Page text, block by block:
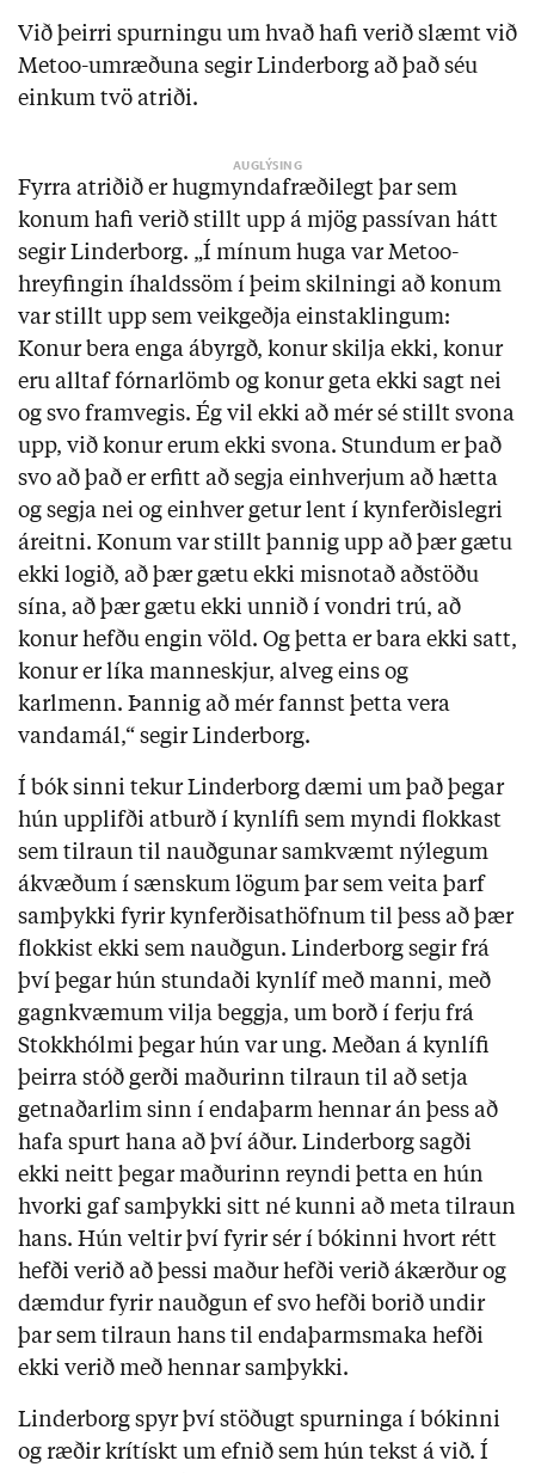
Við þeirri spurningu um hvað hafi verið slæmt við
Metoo-umræðuna segir Linderborg að það séu
einkum tvö atriði.
Fyrra atriðið er hugmyndafræðilegt þar sem
konum hafi verið stillt upp á mjög passívan hátt
segir Linderborg. „Í mínum huga var Metoo-
hreyfingin íhaldssöm í þeim skilningi að konum
var stillt upp sem veikgeðja einstaklingum:
Konur bera enga ábyrgð, konur skilja ekki, konur
eru alltaf fórnarlömb og konur geta ekki sagt nei
og svo framvegis. Ég vil ekki að mér sé stillt svona
upp, við konur erum ekki svona. Stundum er það
svo að það er erfitt að segja einhverjum að hætta
og segja nei og einhver getur lent í kynferðislegri
áreitni. Konum var stillt þannig upp að þær gætu
ekki logið, að þær gætu ekki misnotað aðstöðu
sína, að þær gætu ekki unnið í vondri trú, að
konur hefðu engin völd. Og þetta er bara ekki satt,
konur er líka manneskjur, alveg eins og
karlmenn. Þannig að mér fannst þetta vera
vandamál,“ segir Linderborg.
Í bók sinni tekur Linderborg dæmi um það þegar
hún upplifði atburð í kynlífi sem myndi flokkast
sem tilraun til nauðgunar samkvæmt nýlegum
ákvæðum í sænskum lögum þar sem veita þarf
samþykki fyrir kynferðisathöfnum til þess að þær
flokkist ekki sem nauðgun. Linderborg segir frá
því þegar hún stundaði kynlíf með manni, með
gagnkvæmum vilja beggja, um borð í ferju frá
Stokkhólmi þegar hún var ung. Meðan á kynlífi
þeirra stóð gerði maðurinn tilraun til að setja
getnaðarlim sinn í endaþarm hennar án þess að
hafa spurt hana að því áður. Linderborg sagði
ekki neitt þegar maðurinn reyndi þetta en hún
hvorki gaf samþykki sitt né kunni að meta tilraun
hans. Hún veltir því fyrir sér í bókinni hvort rétt
hefði verið að þessi maður hefði verið ákærður og
dæmdur fyrir nauðgun ef svo hefði borið undir
þar sem tilraun hans til endaþarmsmaka hefði
ekki verið með hennar samþykki.
Linderborg spyr því stöðugt spurninga í bókinni
og ræðir krítískt um efnið sem hún tekst á við. Í